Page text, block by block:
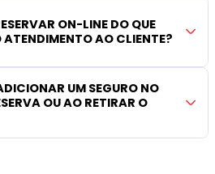
ON-LINE DO QUE
AO CLIENTE?
UM SEGURO NO
OU AO RETIRAR O